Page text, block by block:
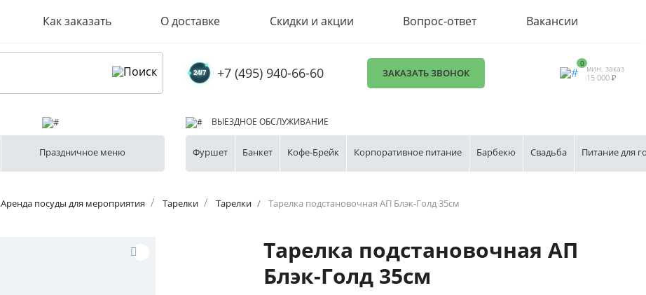
Как заказать О доставке Скидки и акции Вопрос-ответ Вакансии
+7 (495) 940-66-60 ЗАКАЗАТЬ ЗВОНОК
0 мин. заказ
15 000 ₽
Праздничное меню
ВЫЕЗДНОЕ ОБСЛУЖИВАНИЕ
Фуршет Банкет Кофе-Брейк Корпоративное питание Барбекю Свадьба Питание для
Аренда посуды для мероприятия Тарелки Тарелки Тарелка подстановочная АП Блэк-Голд 35см
Тарелка подстановочная АП
Блэк-Голд 35см